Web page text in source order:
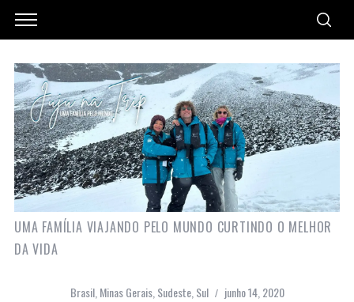
UMA FAMÍLIA VIAJANDO PELO MUNDO CURTINDO O MELHOR
DA VIDA
Brasil,Minas Gerais,Sudeste,Sul junho 14, 2020